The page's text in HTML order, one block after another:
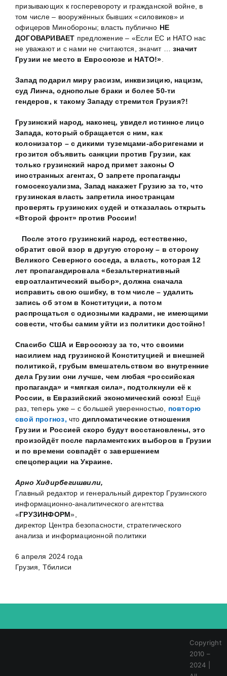
призывающих к госперевороту и гражданской войне, в
том числе – вооружённых бывших «силовиков» и
офицеров Минобороны; власть публично НЕ
ДОГОВАРИВАЕТ предложение – «Если ЕС и НАТО нас
не уважают и с нами не считаются, значит …
значит
Грузии не место в Евросоюзе и НАТО!»
Запад подарил миру расизм, инквизицию, нацизм,
суд Линча, однополые браки и более 50-ти
гендеров, к такому Западу стремится Грузия?!
Грузинский народ, наконец, увидел истинное лицо
Запада, который обращается с ним, как
колонизатор – с дикими туземцами-аборигенами и
грозится объявить санкции против Грузии, как
только грузинский народ примет законы О
иностранных агентах, О запрете пропаганды
гомосексуализма, Запад накажет Грузию за то, что
грузинская власть запретила иностранцам
проверять грузинских судей и отказалась открыть
«Второй фронт» против России!
После этого грузинский народ, естественно,
обратит свой взор в другую сторону – в сторону
Великого Северного соседа, а власть, которая 12
лет пропагандировала «безальтернативный
евроатлантический выбор», должна сначала
исправить свою ошибку, в том числе – удалить
запись об этом в Конституции, а потом
распрощаться с одиозными кадрами, не имеющими
совести, чтобы самим уйти из политики достойно!
Спасибо США и Евросоюзу за то, что своими
насилием над грузинской Конституцией и внешней
политикой, грубым вмешательством во внутренние
дела Грузии они лучше, чем любая «российская
пропаганда» и «мягкая сила», подтолкнули её к
России, в Евразийский экономический союз! Ещё
раз, теперь уже – с большей уверенностью, повторю
свой прогноз, что дипломатические отношения
Грузии и Россией скоро будут восстановлены, это
произойдёт после парламентских выборов в Грузии
и по времени совпадёт с завершением
спецоперации на Украине.
Арно Хидирбегишвили,
Главный редактор и генеральный директор Грузинского
информационно-аналитического агентства
«ГРУЗИНФОРМ»,
директор Центра безопасности, стратегического
анализа и информационной политики
6 апреля 2024 года
Грузия, Тбилиси
Copyright
2010 –
2024 |